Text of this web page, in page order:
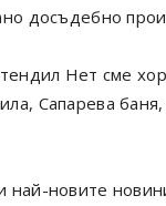
досъдебно
Нет сме
Сапарева
най-новите